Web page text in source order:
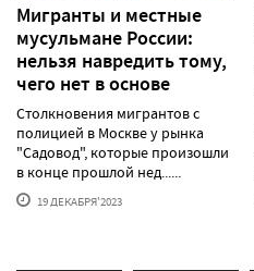
Мигранты и местные
мусульмане России:
нельзя навредить тому,
чего нет в основе
Столкновения мигрантов с
полицией в Москве у рынка
"Садовод", которые произошли
в конце прошлой нед......
19 ДЕКАБРЯ'2023